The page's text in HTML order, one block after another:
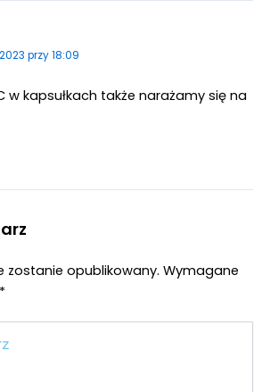
przy 18:09
w kapsułkach także narażamy się na
zostanie opublikowany. Wymagane
*